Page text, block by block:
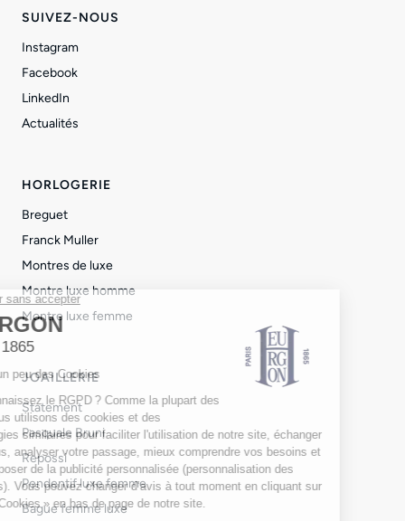
SUIVEZ-NOUS
Instagram
Facebook
LinkedIn
Actualités
HORLOGERIE
Breguet
Franck Muller
Montres de luxe
Montre luxe homme
Montre luxe femme
JOAILLERIE
Statement
Pasquale Bruni
Repossi
Pendentif luxe femme
Bague femme luxe